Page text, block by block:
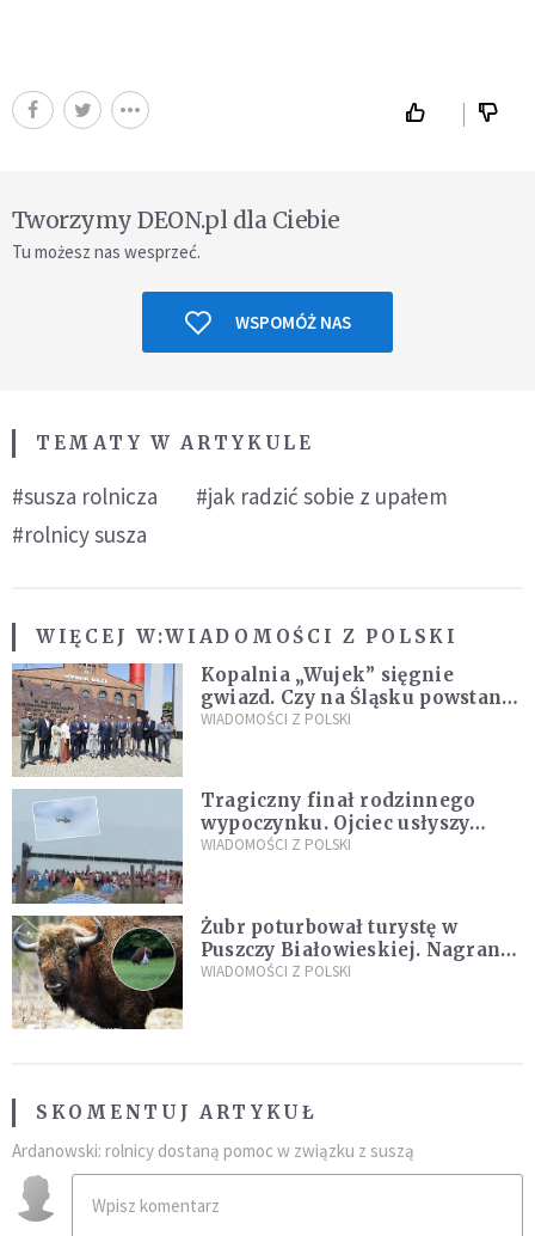
Tworzymy DEON.pl dla Ciebie
Tu możesz nas wesprzeć.
WSPOMÓŻ NAS
TEMATY W ARTYKULE
#susza rolnicza
#jak radzić sobie z upałem
#rolnicy susza
WIĘCEJ W:WIADOMOŚCI Z POLSKI
Kopalnia „Wujek” sięgnie
gwiazd. Czy na Śląsku powstanie
„Dolina Krzemowa”?
WIADOMOŚCI Z POLSKI
Tragiczny finał rodzinnego
wypoczynku. Ojciec usłyszy
zarzuty
WIADOMOŚCI Z POLSKI
Żubr poturbował turystę w
Puszczy Białowieskiej. Nagranie
daje do myślenia
WIADOMOŚCI Z POLSKI
SKOMENTUJ ARTYKUŁ
Ardanowski: rolnicy dostaną pomoc w związku z suszą